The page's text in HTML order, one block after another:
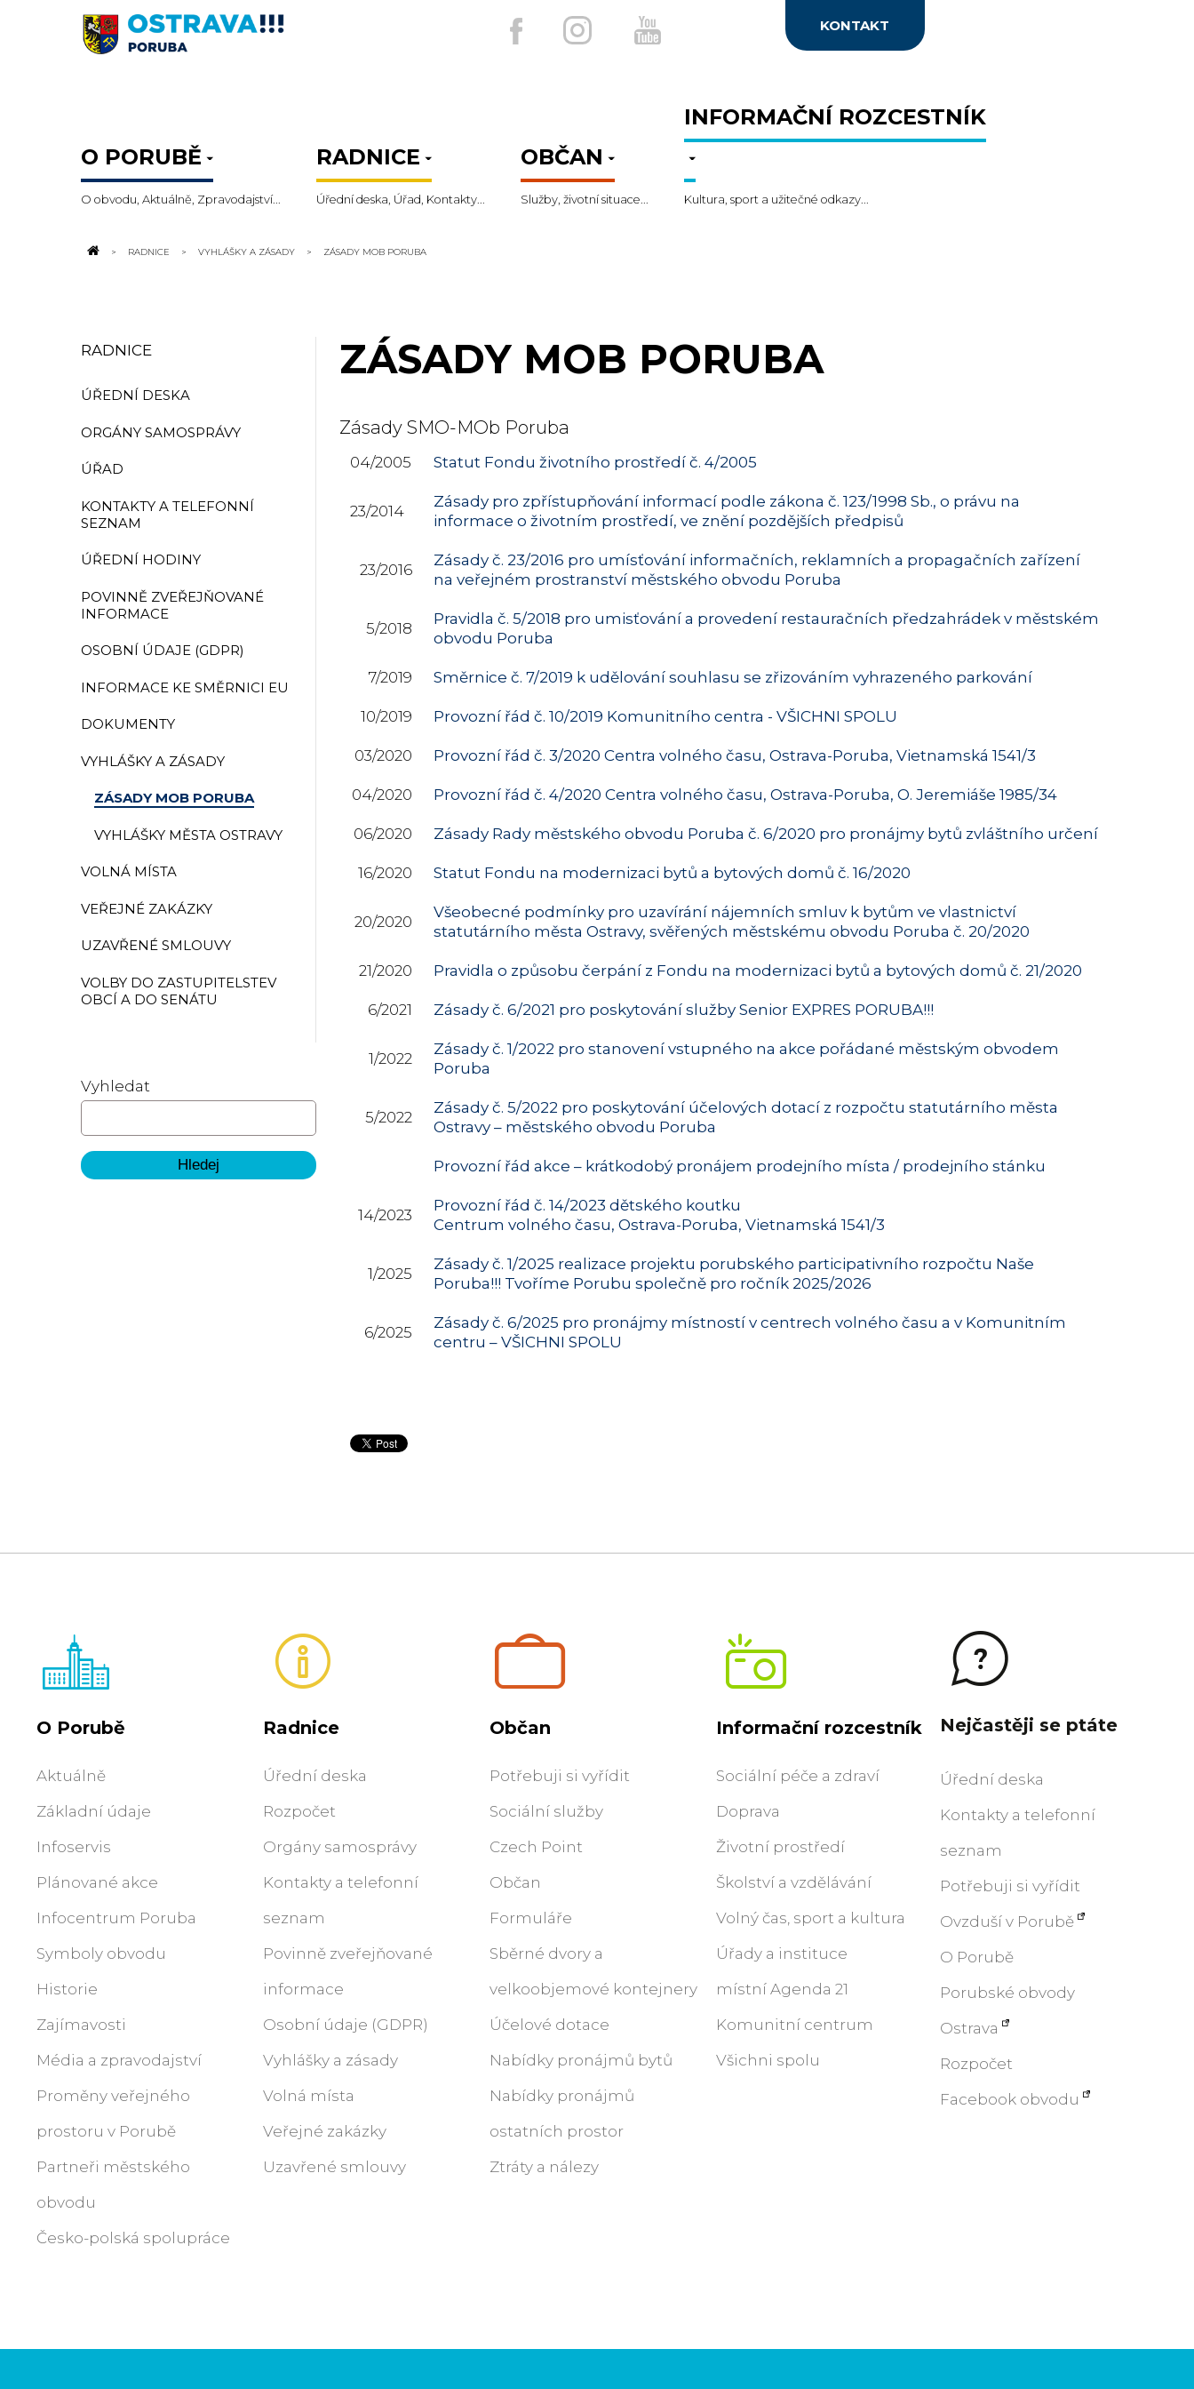
KONTAKT
O PORUBĚ
O obvodu, Aktuálně, Zpravodajství...
RADNICE
Úřední deska, Úřad, Kontakty...
OBČAN
Služby, životní situace...
INFORMAČNÍ ROZCESTNÍK
Kultura, sport a užitečné odkazy...
RADNICE VYHLÁŠKY A ZÁSADY ZÁSADY MOB PORUBA
RADNICE
ÚŘEDNÍ DESKA
ORGÁNY SAMOSPRÁVY
ÚŘAD
KONTAKTY A TELEFONNÍ
SEZNAM
ÚŘEDNÍ HODINY
POVINNĚ ZVEŘEJŇOVANÉ
INFORMACE
OSOBNÍ ÚDAJE (GDPR)
INFORMACE KE SMĚRNICI EU
DOKUMENTY
VYHLÁŠKY A ZÁSADY
ZÁSADY MOB PORUBA
VYHLÁŠKY MĚSTA OSTRAVY
VOLNÁ MÍSTA
VEŘEJNÉ ZAKÁZKY
UZAVŘENÉ SMLOUVY
VOLBY DO ZASTUPITELSTEV
OBCÍ A DO SENÁTU
Vyhledat
ZÁSADY MOB PORUBA
Zásady SMO-MOb Poruba
04/2005 Statut Fondu životního prostředí č. 4/2005
23/2014
Zásady pro zpřístupňování informací podle zákona č. 123/1998 Sb., o právu na
informace o životním prostředí, ve znění pozdějších předpisů
23/2016
Zásady č. 23/2016 pro umísťování informačních, reklamních a propagačních zařízení
na veřejném prostranství městského obvodu Poruba
5/2018
Pravidla č. 5/2018 pro umisťování a provedení restauračních předzahrádek v městském
obvodu Poruba
7/2019 Směrnice č. 7/2019 k udělování souhlasu se zřizováním vyhrazeného parkování
10/2019 Provozní řád č. 10/2019 Komunitního centra - VŠICHNI SPOLU
03/2020 Provozní řád č. 3/2020 Centra volného času, Ostrava-Poruba, Vietnamská 1541/3
04/2020 Provozní řád č. 4/2020 Centra volného času, Ostrava-Poruba, O. Jeremiáše 1985/34
06/2020 Zásady Rady městského obvodu Poruba č. 6/2020 pro pronájmy bytů zvláštního určení
16/2020 Statut Fondu na modernizaci bytů a bytových domů č. 16/2020
20/2020
Všeobecné podmínky pro uzavírání nájemních smluv k bytům ve vlastnictví
statutárního města Ostravy, svěřených městskému obvodu Poruba č. 20/2020
21/2020 Pravidla o způsobu čerpání z Fondu na modernizaci bytů a bytových domů č. 21/2020
6/2021 Zásady č. 6/2021 pro poskytování služby Senior EXPRES PORUBA!!!
1/2022
Zásady č. 1/2022 pro stanovení vstupného na akce pořádané městským obvodem
Poruba
5/2022
Zásady č. 5/2022 pro poskytování účelových dotací z rozpočtu statutárního města
Ostravy – městského obvodu Poruba
Provozní řád akce – krátkodobý pronájem prodejního místa / prodejního stánku
14/2023
Provozní řád č. 14/2023 dětského koutku
Centrum volného času, Ostrava-Poruba, Vietnamská 1541/3
1/2025
Zásady č. 1/2025 realizace projektu porubského participativního rozpočtu Naše
Poruba!!! Tvoříme Porubu společně pro ročník 2025/2026
6/2025
Zásady č. 6/2025 pro pronájmy místností v centrech volného času a v Komunitním
centru – VŠICHNI SPOLU
O Porubě
Aktuálně
Základní údaje
Infoservis
Plánované akce
Infocentrum Poruba
Symboly obvodu
Historie
Zajímavosti
Média a zpravodajství
Proměny veřejného
prostoru v Porubě
Partneři městského
obvodu
Česko-polská spolupráce
Radnice
Úřední deska
Rozpočet
Orgány samosprávy
Kontakty a telefonní
seznam
Povinně zveřejňované
informace
Osobní údaje (GDPR)
Vyhlášky a zásady
Volná místa
Veřejné zakázky
Uzavřené smlouvy
Občan
Potřebuji si vyřídit
Sociální služby
Czech Point
Občan
Formuláře
Sběrné dvory a
velkoobjemové kontejnery
Účelové dotace
Nabídky pronájmů bytů
Nabídky pronájmů
ostatních prostor
Ztráty a nálezy
Informační rozcestník
Sociální péče a zdraví
Doprava
Životní prostředí
Školství a vzdělávání
Volný čas, sport a kultura
Úřady a instituce
místní Agenda 21
Komunitní centrum
Všichni spolu
Nejčastěji se ptáte
Úřední deska
Kontakty a telefonní
seznam
Potřebuji si vyřídit
Ovzduší v Porubě
O Porubě
Porubské obvody
Ostrava
Rozpočet
Facebook obvodu